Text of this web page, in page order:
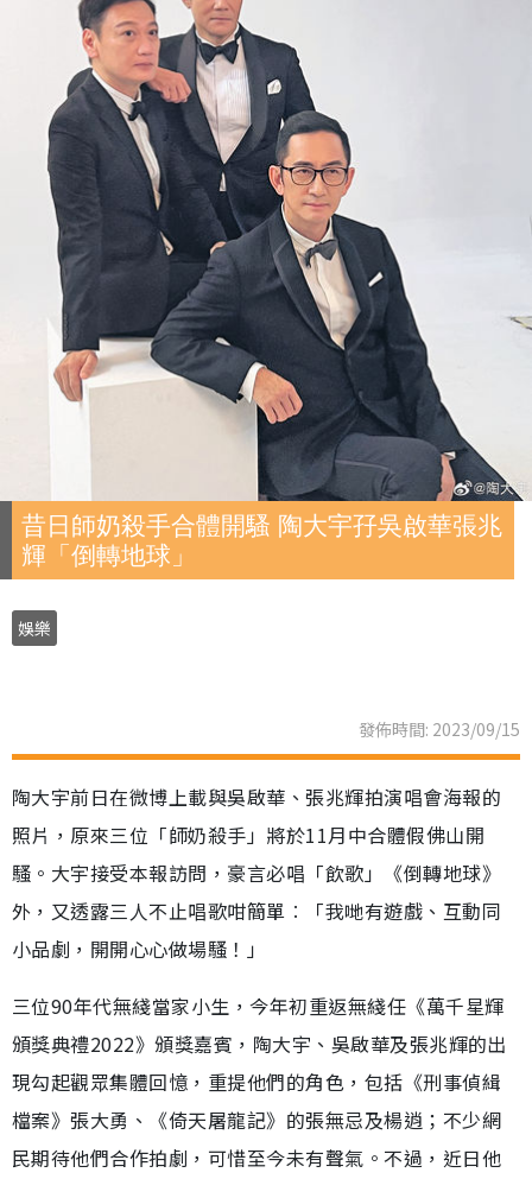
昔日師奶殺手合體開騷 陶大宇孖吳啟華張兆
輝「倒轉地球」
娛樂
發佈時間: 2023/09/15
陶大宇前日在微博上載與吳啟華、張兆輝拍演唱會海報的
照片，原來三位「師奶殺手」將於11月中合體假佛山開
騷。大宇接受本報訪問，豪言必唱「飲歌」《倒轉地球》
外，又透露三人不止唱歌咁簡單︰「我哋有遊戲、互動同
小品劇，開開心心做場騷！」
三位90年代無綫當家小生，今年初重返無綫任《萬千星輝
頒獎典禮2022》頒獎嘉賓，陶大宇、吳啟華及張兆輝的出
現勾起觀眾集體回憶，重提他們的角色，包括《刑事偵緝
檔案》張大勇、《倚天屠龍記》的張無忌及楊逍；不少網
民期待他們合作拍劇，可惜至今未有聲氣。不過，近日他